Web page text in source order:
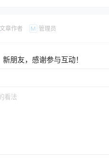
文章作者 M 管理员
朋友，感谢参与互动！